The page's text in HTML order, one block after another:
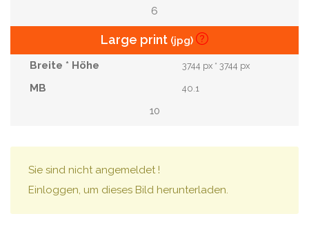
6
Large print (jpg)
3744 px * 3744 px
40.1
10
Sie sind nicht angemeldet !
Einloggen, um dieses Bild herunterladen.